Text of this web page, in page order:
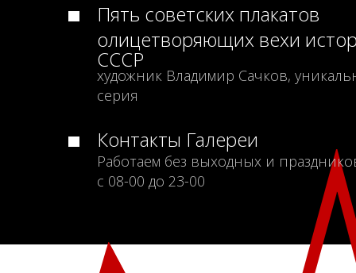
Пять советских плакатов
олицетворяющих вехи
СССР
художник Владимир Сачков,
серия
Контакты Галереи
Работаем без выходных и
с 08-00 до 23-00